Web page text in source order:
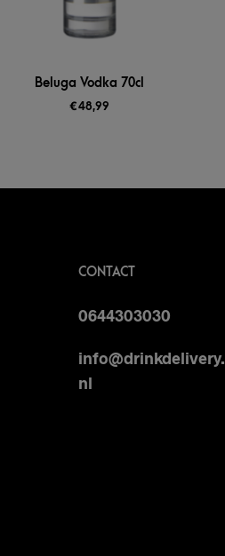
Beluga Vodka 70cl
€48,99
CONTACT
0644303030
info@drinkdelivery.
nl